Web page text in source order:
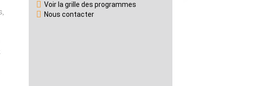
Voir la grille des programmes
Nous contacter